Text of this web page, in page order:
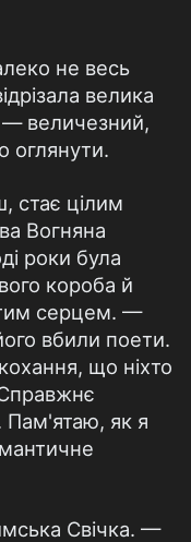
не весь
велика
— величезний,
оглянути.
стає цілим
Вогняна
роки була
короба й
серцем. —
вбили поети.
що ніхто
Пам'ятаю, як я
Свічка. —